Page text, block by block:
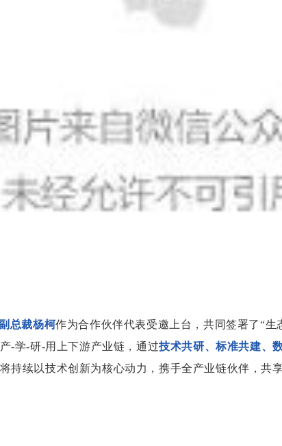
总裁杨柯作为合作伙伴代表受邀上台，共同签署了“
-学-研-用上下游产业链，通过技术共研、标准共建、
持续以技术创新为核心动力，携手全产业链伙伴，共